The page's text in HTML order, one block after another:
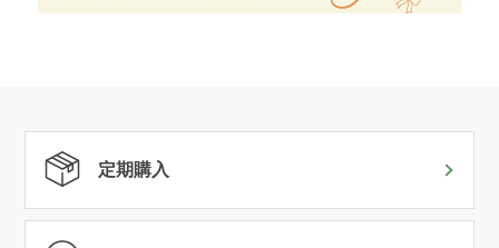
定期購入